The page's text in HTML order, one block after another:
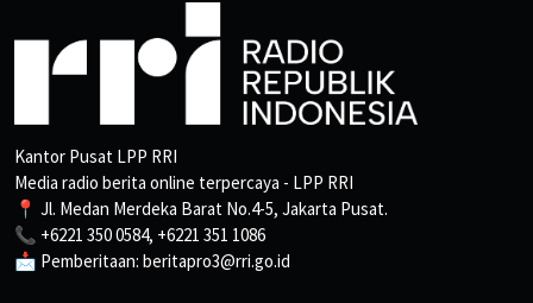
Kantor Pusat LPP RRI
Media radio berita online terpercaya - LPP RRI
📍 Jl. Medan Merdeka Barat No.4-5, Jakarta Pusat.
📞 +6221 350 0584, +6221 351 1086
📩 Pemberitaan: beritapro3@rri.go.id